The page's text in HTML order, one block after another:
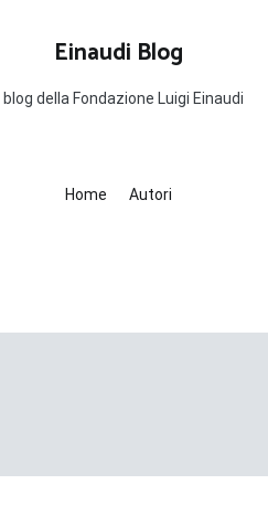
Einaudi Blog
Il blog della Fondazione Luigi Einaudi
Home Autori